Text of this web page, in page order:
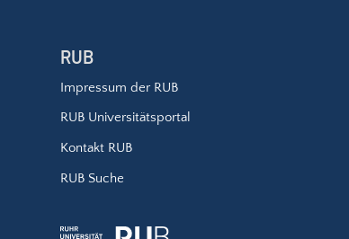
RUB
Impressum der RUB
RUB Universitätsportal
Kontakt RUB
RUB Suche